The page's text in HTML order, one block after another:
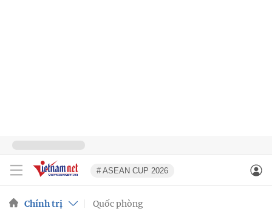
# ASEAN CUP 2026
Chính trị Quốc phòng